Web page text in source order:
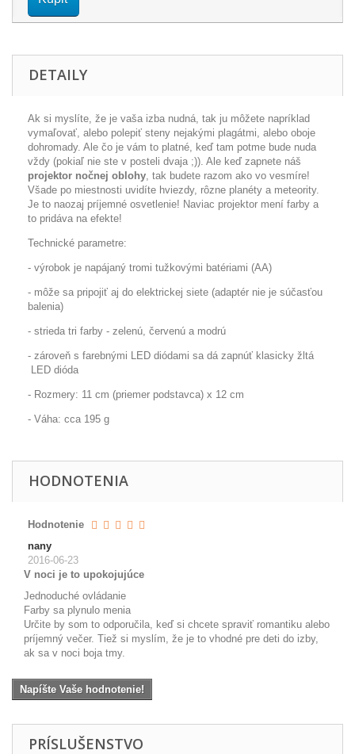
DETAILY
Ak si myslíte, že je vaša izba nudná, tak ju môžete napríklad
vymaľovať, alebo polepiť steny nejakými plagátmi, alebo oboje
dohromady. Ale čo je vám to platné, keď tam potme bude nuda
vždy (pokiaľ nie ste v posteli dvaja ;)). Ale keď zapnete náš
projektor nočnej oblohy , tak budete razom ako vo vesmíre!
Všade po miestnosti uvidíte hviezdy, rôzne planéty a meteority.
Je to naozaj príjemné osvetlenie! Naviac projektor mení farby a
to pridáva na efekte!
Technické parametre:
- výrobok je napájaný tromi tužkovými batériami (AA)
- môže sa pripojiť aj do elektrickej siete (adaptér nie je súčasťou
balenia)
- strieda tri farby - zelenú, červenú a modrú
- zároveň s farebnými LED diódami sa dá zapnúť klasicky žltá
LED dióda
- Rozmery: 11 cm (priemer podstavca) x 12 cm
- Váha: cca 195 g
HODNOTENIA
Hodnotenie
nany
2016-06-23
V noci je to upokojujúce
Jednoduché ovládanie
Farby sa plynulo menia
Určite by som to odporučila, keď si chcete spraviť romantiku alebo
príjemný večer. Tiež si myslím, že je to vhodné pre deti do izby,
ak sa v noci boja tmy.
Napíšte Vaše hodnotenie!
PRÍSLUŠENSTVO